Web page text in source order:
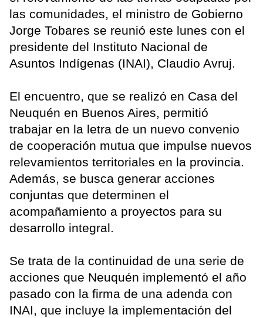
las comunidades, el ministro de Gobierno
Jorge Tobares se reunió este lunes con el
presidente del Instituto Nacional de
Asuntos Indígenas (INAI), Claudio Avruj.
El encuentro, que se realizó en Casa del
Neuquén en Buenos Aires, permitió
trabajar en la letra de un nuevo convenio
de cooperación mutua que impulse nuevos
relevamientos territoriales en la provincia.
Además, se busca generar acciones
conjuntas que determinen el
acompañamiento a proyectos para su
desarrollo integral.
Se trata de la continuidad de una serie de
acciones que Neuquén implementó el año
pasado con la firma de una adenda con
INAI, que incluye la implementación del